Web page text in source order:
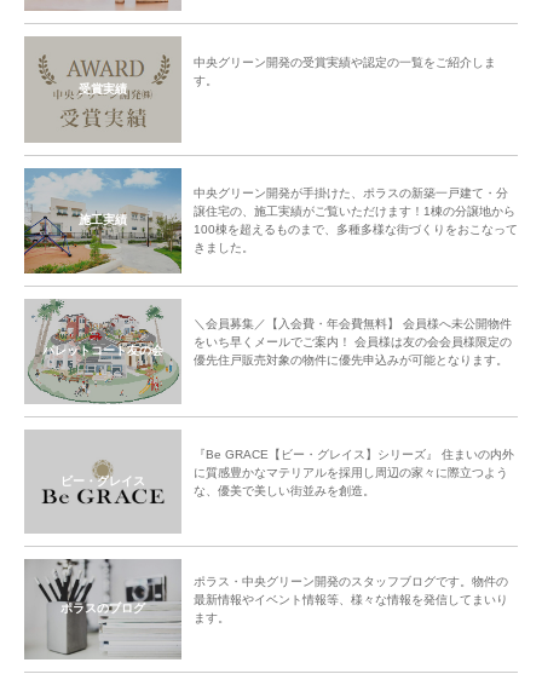
受賞実績
中央グリーン開発の受賞実績や認定の一覧をご紹介しま
す。
施工実績
中央グリーン開発が手掛けた、ポラスの新築一戸建て・分
譲住宅の、施工実績がご覧いただけます！1棟の分譲地から
100棟を超えるものまで、多種多様な街づくりをおこなって
きました。
パレットコート友の会
＼会員募集／【入会費・年会費無料】 会員様へ未公開物件
をいち早くメールでご案内！ 会員様は友の会会員様限定の
優先住戸販売対象の物件に優先申込みが可能となります。
ビー・グレイス
『Be GRACE【ビー・グレイス】シリーズ』 住まいの内外
に質感豊かなマテリアルを採用し周辺の家々に際立つよう
な、優美で美しい街並みを創造。
ポラスのブログ
ポラス・中央グリーン開発のスタッフブログです。物件の
最新情報やイベント情報等、様々な情報を発信してまいり
ます。